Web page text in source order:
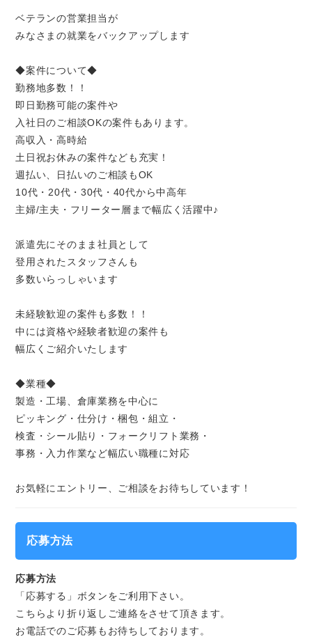
ベテランの営業担当が
みなさまの就業をバックアップします
◆案件について◆
勤務地多数！！
即日勤務可能の案件や
入社日のご相談OKの案件もあります。
高収入・高時給
土日祝お休みの案件なども充実！
週払い、日払いのご相談もOK
10代・20代・30代・40代から中高年
主婦/主夫・フリーター層まで幅広く活躍中♪
派遣先にそのまま社員として
登用されたスタッフさんも
多数いらっしゃいます
未経験歓迎の案件も多数！！
中には資格や経験者歓迎の案件も
幅広くご紹介いたします
◆業種◆
製造・工場、倉庫業務を中心に
ピッキング・仕分け・梱包・組立・
検査・シール貼り・フォークリフト業務・
事務・入力作業など幅広い職種に対応
お気軽にエントリー、ご相談をお待ちしています！
応募方法
応募方法
「応募する」ボタンをご利用下さい。
こちらより折り返しご連絡をさせて頂きます。
お電話でのご応募もお待ちしております。